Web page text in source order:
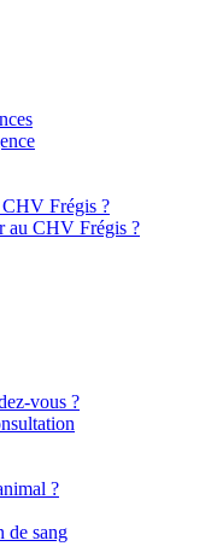
Frégis ?
au CHV Frégis ?
vous ?
?
de sang